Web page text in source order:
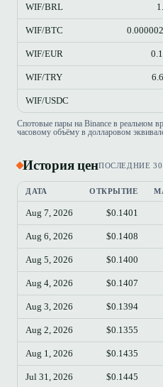
WIF/BRL
WIF/BTC
WIF/EUR
WIF/TRY
WIF/USDC
Спотовые пары на Binance в реальном
часовому объёму в долларовом
История ценПОСЛЕДНИЕ
ДАТА ОТКРЫТИЕ
Aug 7, 2026 $0.1401
Aug 6, 2026 $0.1408
Aug 5, 2026 $0.1400
Aug 4, 2026 $0.1407
Aug 3, 2026 $0.1394
Aug 2, 2026 $0.1355
Aug 1, 2026 $0.1435
Jul 31, 2026 $0.1445